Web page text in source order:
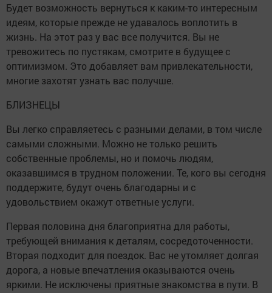
Будет возможность вернуться к каким-то интересным
идеям, которые прежде не удавалось воплотить в
жизнь. На этот раз у вас все получится. Вы не
тревожитесь по пустякам, смотрите в будущее с
оптимизмом. Это добавляет вам привлекательности,
многие захотят узнать вас получше.
БЛИЗНЕЦЫ
Вы легко справляетесь с разными делами, в том числе
самыми сложными. Можно не только решить
собственные проблемы, но и помочь людям,
оказавшимся в трудном положении. Те, кого вы сегодня
поддержите, будут очень благодарны и с
удовольствием окажут ответные услуги.
Первая половина дня благоприятна для работы,
требующей внимания к деталям, сосредоточенности.
Вторая подходит для поездок. Вас не утомляет долгая
дорога, а новые впечатления оказываются очень
яркими. Не исключены приятные знакомства в пути. В